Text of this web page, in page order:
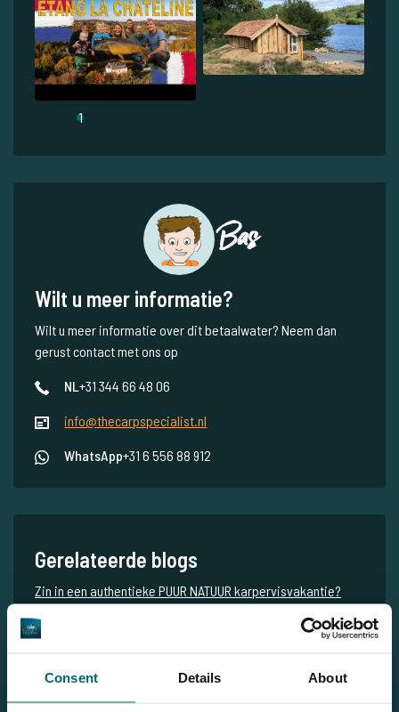
Consent Details About
1
Bas
Wilt u meer informatie?
Wilt u meer informatie over dit betaalwater? Neem dan
gerust contact met ons op
NL+31 344 66 48 06
info@thecarpspecialist.nl
WhatsApp+31 6 556 88 912
Gerelateerde blogs
Zin in een authentieke PUUR NATUUR karpervisvakantie?
KARPERVISSEN en BURLEND WILD bij VOLLE MAAN op